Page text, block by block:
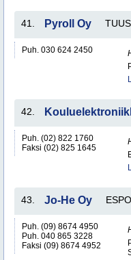
41. Pyroll Oy
Puh. 030 624 2450
42.
Puh. (02) 822 1760
Faksi (02) 825 1645
43. Jo-He Oy
Puh. (09) 8674 4950
Puh. 040 865 3228
Faksi (09) 8674 4952